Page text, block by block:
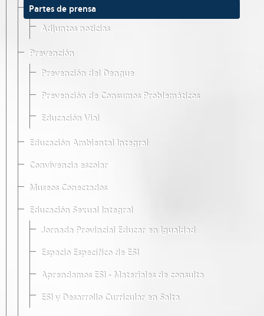
Partes de prensa
Adjuntos noticias
Prevención
Prevención del Dengue
Prevención de Consumos Problemáticos
Educación Vial
Educación Ambiental Integral
Convivencia escolar
Museos Conectados
Educación Sexual Integral
Jornada Provincial Educar en Igualdad
Espacio Específico de ESI
Aprendamos ESI - Materiales de consulta
ESI y Desarrollo Curricular en Salta